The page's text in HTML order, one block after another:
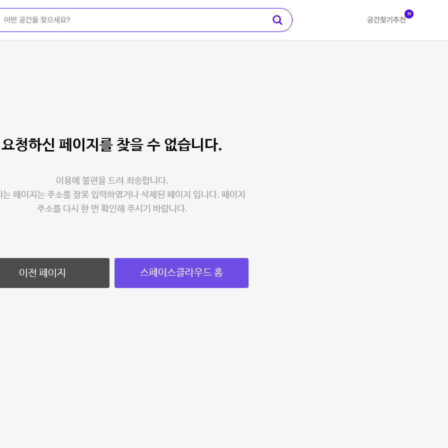
공간찾기 추천
N
요청하신 페이지를 찾을 수 없습니다.
이용에 불편을 드려 죄송합니다.
는 페이지는 주소를 잘못 입력하였거나 삭제된 페이지 입니다. 페이지
주소를 다시 한 번 확인해 주시기 바랍니다.
이전 페이지 스페이스클라우드 홈